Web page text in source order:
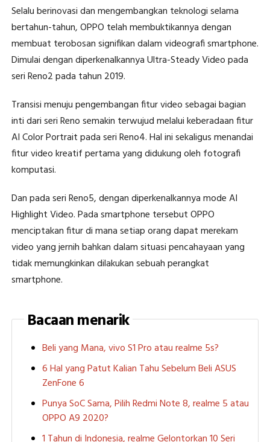
Selalu berinovasi dan mengembangkan teknologi selama
bertahun-tahun, OPPO telah membuktikannya dengan
membuat terobosan signifikan dalam videografi smartphone.
Dimulai dengan diperkenalkannya Ultra-Steady Video pada
seri Reno2 pada tahun 2019.
Transisi menuju pengembangan fitur video sebagai bagian
inti dari seri Reno semakin terwujud melalui keberadaan fitur
AI Color Portrait pada seri Reno4. Hal ini sekaligus menandai
fitur video kreatif pertama yang didukung oleh fotografi
komputasi.
Dan pada seri Reno5, dengan diperkenalkannya mode AI
Highlight Video. Pada smartphone tersebut OPPO
menciptakan fitur di mana setiap orang dapat merekam
video yang jernih bahkan dalam situasi pencahayaan yang
tidak memungkinkan dilakukan sebuah perangkat
smartphone.
Bacaan menarik
Beli yang Mana, vivo S1 Pro atau realme 5s?
6 Hal yang Patut Kalian Tahu Sebelum Beli ASUS
ZenFone 6
Punya SoC Sama, Pilih Redmi Note 8, realme 5 atau
OPPO A9 2020?
1 Tahun di Indonesia, realme Gelontorkan 10 Seri